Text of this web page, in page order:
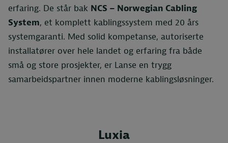
erfaring. De står bak NCS – Norwegian Cabling
System, et komplett kablingssystem med 20 års
systemgaranti. Med solid kompetanse, autoriserte
installatører over hele landet og erfaring fra både
små og store prosjekter, er Lanse en trygg
samarbeidspartner innen moderne kablingsløsninger.
Luxia